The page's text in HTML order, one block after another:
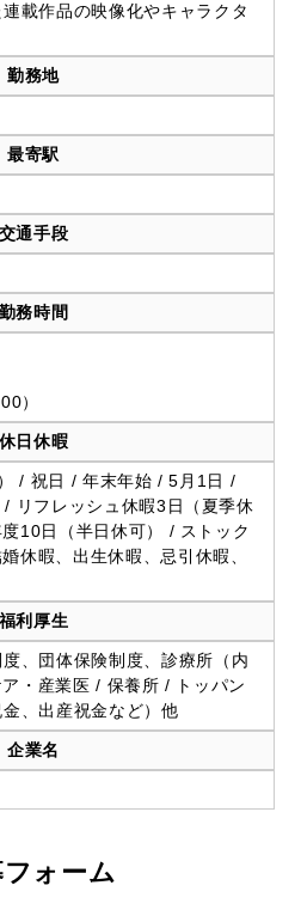
載作品の映像化やキャラクタ
勤務地
最寄駅
交通手段
勤務時間
）
休日休暇
/ 祝日 / 年末年始 / 5月1日 /
リフレッシュ休暇3日（夏季休
10日（半日休可） / ストック
休暇、出生休暇、忌引休暇、
福利厚生
、団体保険制度、診療所（内
・産業医 / 保養所 / トッパン
、出産祝金など）他
企業名
フォーム